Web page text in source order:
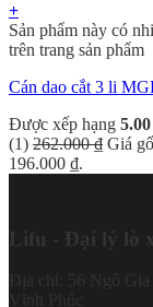
+
Sản phẩm này có
trên trang sản phẩm
Cán dao cắt 3 li
Được xếp hạng 5.00
(1) 262.000₫ Giá
196.000 ₫.
Lifu - Đại lý lò
Địa chỉ: 56 Ngô